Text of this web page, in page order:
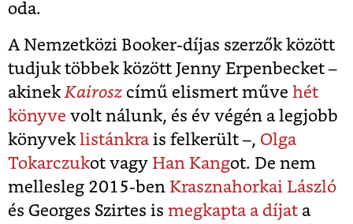
oda.
A Nemzetközi Booker-díjas szerzők között
tudjuk többek között Jenny Erpenbecket –
akinekKairosz című elismert műve hét
könyve volt nálunk, és év végén a legjobb
könyvek listánkrais felkerült –, Olga
Tokarczukot vagy Han Kangot. De nem
mellesleg 2015-ben Krasznahorkai László
és Georges Szirtes is megkapta a díjat a